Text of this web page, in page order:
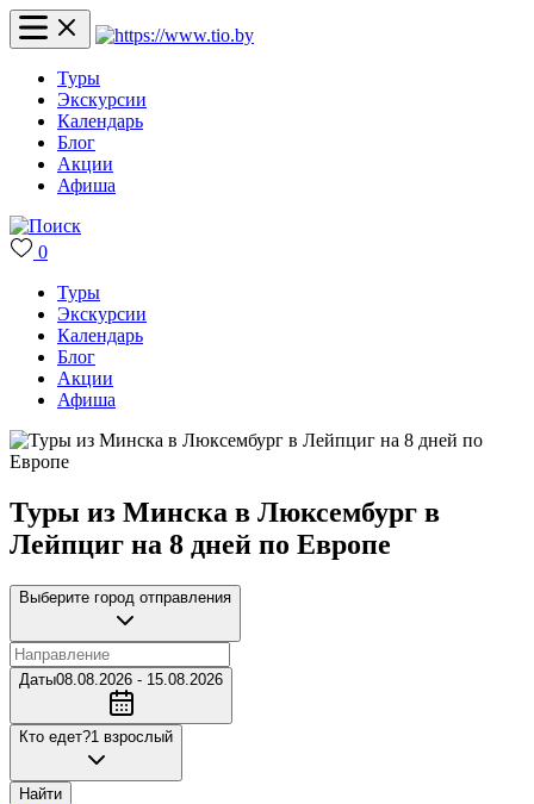
Туры
Экскурсии
Календарь
Блог
Акции
Афиша
0
Туры
Экскурсии
Календарь
Блог
Акции
Афиша
Туры из Минска в Люксембург в
Лейпциг на 8 дней по Европе
Выберите город отправления
Даты08.08.2026 - 15.08.2026
Кто едет?1 взрослый
Найти